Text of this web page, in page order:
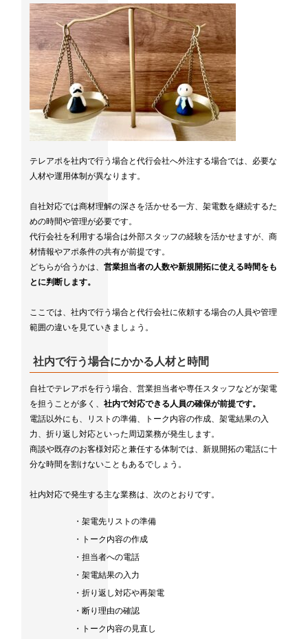
テレアポを社内で行う場合と代行会社へ外注する場合では、必要な
人材や運用体制が異なります。
自社対応では商材理解の深さを活かせる一方、架電数を継続するた
めの時間や管理が必要です。
代行会社を利用する場合は外部スタッフの経験を活かせますが、商
材情報やアポ条件の共有が前提です。
どちらが合うかは、 営業担当者の人数や新規開拓に使える時間をも
とに判断します。
ここでは、社内で行う場合と代行会社に依頼する場合の人員や管理
範囲の違いを見ていきましょう。
社内で行う場合にかかる人材と時間
自社でテレアポを行う場合、営業担当者や専任スタッフなどが架電
を担うことが多く、 社内で対応できる人員の確保が前提です。
電話以外にも、リストの準備、トーク内容の作成、架電結果の入
力、折り返し対応といった周辺業務が発生します。
商談や既存のお客様対応と兼任する体制では、新規開拓の電話に十
分な時間を割けないこともあるでしょう。
社内対応で発生する主な業務は、次のとおりです。
・架電先リストの準備
・トーク内容の作成
・担当者への電話
・架電結果の入力
・折り返し対応や再架電
・断り理由の確認
・トーク内容の見直し